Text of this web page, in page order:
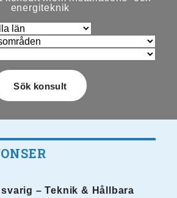
energiteknik
– Teknik & Hållbara